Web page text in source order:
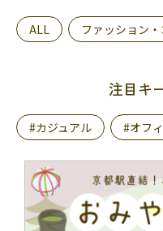
ALL ファッション
注目キ
#カジュアル #オフ